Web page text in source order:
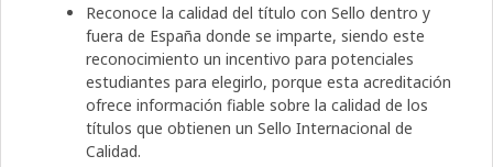
Reconoce la calidad del título con Sello dentro y
fuera de España donde se imparte, siendo este
reconocimiento un incentivo para potenciales
estudiantes para elegirlo, porque esta acreditación
ofrece información fiable sobre la calidad de los
títulos que obtienen un Sello Internacional de
Calidad.